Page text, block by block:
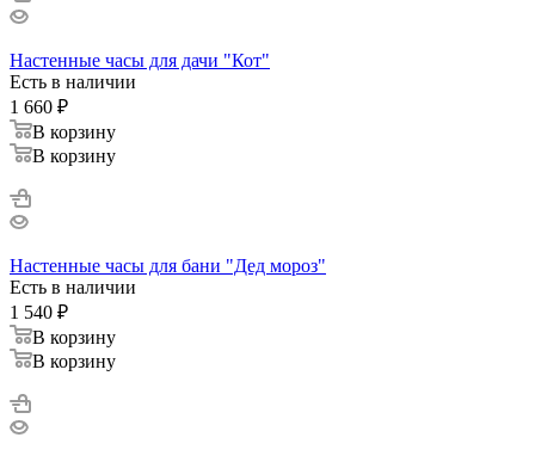
Настенные часы для дачи "Кот"
Есть в наличии
1 660 ₽
В корзину
В корзину
Настенные часы для бани "Дед мороз"
Есть в наличии
1 540 ₽
В корзину
В корзину